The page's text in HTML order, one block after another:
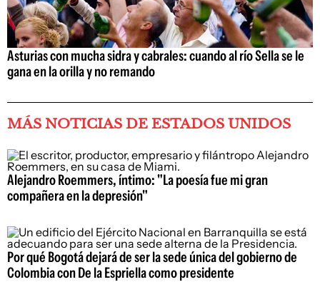
Asturias con mucha sidra y cabrales: cuando al río Sella se le
gana en la orilla y no remando
MÁS NOTICIAS DE ESTADOS UNIDOS
Alejandro Roemmers, íntimo: "La poesía fue mi gran
compañera en la depresión"
Por qué Bogotá dejará de ser la sede única del gobierno de
Colombia con De la Espriella como presidente